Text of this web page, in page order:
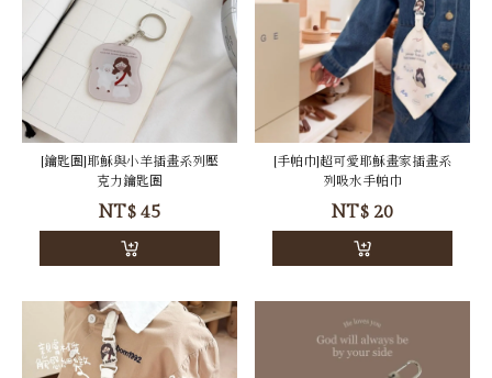
[鑰匙圈]耶穌與小羊插畫系列壓
克力鑰匙圈
NT$ 45
[手帕巾]超可愛耶穌畫家插畫系
列吸水手帕巾
NT$ 20